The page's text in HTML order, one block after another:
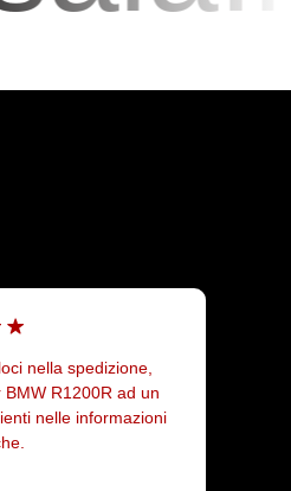
di ricambi per il mio
nella Mototecnica
altamente
i ricambi a me